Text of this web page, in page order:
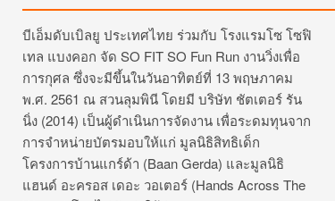
บีเอ็มดับเบิลยู ประเทศไทย ร่วมกับ โรงแรมโซ โซฟิ
เทล แบงคอก จัด SO FIT SO Fun Run งานวิ่งเพื่อ
การกุศล ซึ่งจะมีขึ้นในวันอาทิตย์ที่ 13 พฤษภาคม
พ.ศ. 2561 ณ สวนลุมพินี โดยมี บริษัท ชัตเตอร์ รัน
นิ่ง (2014) เป็นผู้ดำเนินการจัดงาน เพื่อระดมทุนจาก
การจำหน่ายบัตรมอบให้แก่ มูลนิธิสิทธิเด็ก
โครงการบ้านแกร์ด้า (Baan Gerda) และมูลนิธิ
แฮนด์ อะครอส เดอะ วอเตอร์ (Hands Across The